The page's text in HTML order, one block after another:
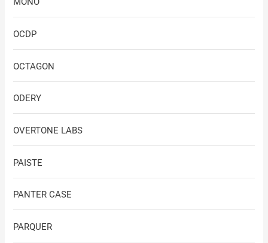
OCDP
OCTAGON
ODERY
OVERTONE LABS
PAISTE
PANTER CASE
PARQUER